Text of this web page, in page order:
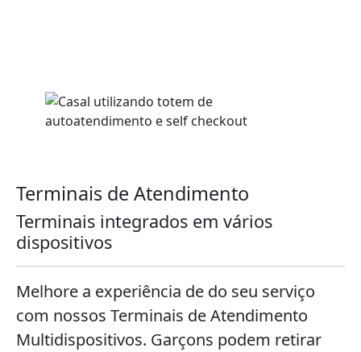
Terminais de Atendimento
Terminais integrados em vários
dispositivos
Melhore a experiência de do seu serviço
com nossos Terminais de Atendimento
Multidispositivos. Garçons podem retirar